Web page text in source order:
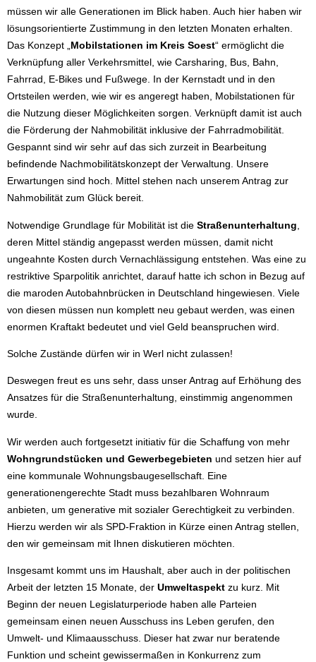
müssen wir alle Generationen im Blick haben. Auch hier haben wir
lösungsorientierte Zustimmung in den letzten Monaten erhalten.
Das Konzept „Mobilstationen im Kreis Soest“ ermöglicht die
Verknüpfung aller Verkehrsmittel, wie Carsharing, Bus, Bahn,
Fahrrad, E-Bikes und Fußwege. In der Kernstadt und in den
Ortsteilen werden, wie wir es angeregt haben, Mobilstationen für
die Nutzung dieser Möglichkeiten sorgen. Verknüpft damit ist auch
die Förderung der Nahmobilität inklusive der Fahrradmobilität.
Gespannt sind wir sehr auf das sich zurzeit in Bearbeitung
befindende Nachmobilitätskonzept der Verwaltung. Unsere
Erwartungen sind hoch. Mittel stehen nach unserem Antrag zur
Nahmobilität zum Glück bereit.
Notwendige Grundlage für Mobilität ist die Straßenunterhaltung
deren Mittel ständig angepasst werden müssen, damit nicht
ungeahnte Kosten durch Vernachlässigung entstehen. Was eine zu
restriktive Sparpolitik anrichtet, darauf hatte ich schon in Bezug auf
die maroden Autobahnbrücken in Deutschland hingewiesen. Viele
von diesen müssen nun komplett neu gebaut werden, was einen
enormen Kraftakt bedeutet und viel Geld beanspruchen wird.
Solche Zustände dürfen wir in Werl nicht zulassen!
Deswegen freut es uns sehr, dass unser Antrag auf Erhöhung des
Ansatzes für die Straßenunterhaltung, einstimmig angenommen
wurde.
Wir werden auch fortgesetzt initiativ für die Schaffung von mehr
Wohngrundstücken und Gewerbegebieten und setzen hier auf
eine kommunale Wohnungsbaugesellschaft. Eine
generationengerechte Stadt muss bezahlbaren Wohnraum
anbieten, um generative mit sozialer Gerechtigkeit zu verbinden.
Hierzu werden wir als SPD-Fraktion in Kürze einen Antrag stellen,
den wir gemeinsam mit Ihnen diskutieren möchten.
Insgesamt kommt uns im Haushalt, aber auch in der politischen
Arbeit der letzten 15 Monate, der Umweltaspekt zu kurz. Mit
Beginn der neuen Legislaturperiode haben alle Parteien
gemeinsam einen neuen Ausschuss ins Leben gerufen, den
Umwelt- und Klimaausschuss. Dieser hat zwar nur beratende
Funktion und scheint gewissermaßen in Konkurrenz zum